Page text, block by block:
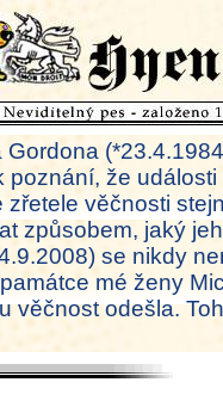
poznání, že
věčnosti
způsobem, jaký
se nikdy
mé ženy
věčnost odešla.